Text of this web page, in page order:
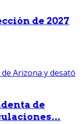
de 2027
de